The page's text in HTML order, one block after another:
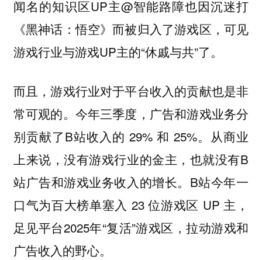
闻名的知识区UP主@智能路障也因沉迷打
《黑神话：悟空》而被归入了游戏区，可见
游戏行业与游戏UP主的“休戚与共”了。
而且，游戏行业对于平台收入的贡献也是非
常可观的。今年三季度，广告和游戏业务分
别贡献了B站收入的 29% 和 25%。从商业
上来说，没有游戏行业的金主，也就没有B
站广告和游戏业务收入的增长。B站今年一
口气为百大榜单塞入 23 位游戏区 UP 主，
足见平台2025年“复活”游戏区，拉动游戏和
广告收入的野心。